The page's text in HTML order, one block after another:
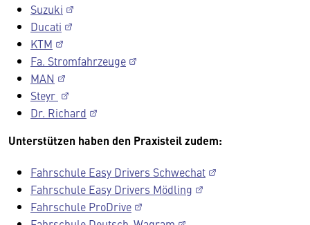
Suzuki
Ducati
KTM
Fa. Stromfahrzeuge
MAN
Steyr
Dr. Richard
Unterstützen haben den Praxisteil zudem:
Fahrschule Easy Drivers Schwechat
Fahrschule Easy Drivers Mödling
Fahrschule ProDrive